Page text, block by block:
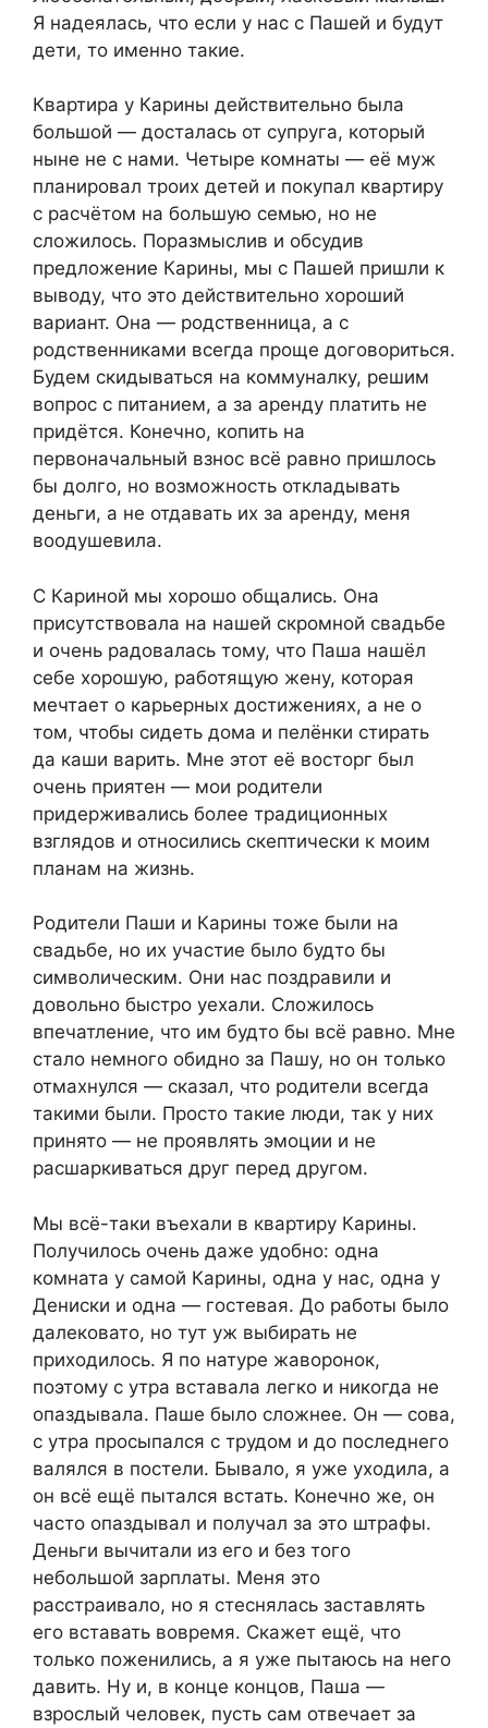
Я надеялась, что если у нас с Пашей и будут
дети, то именно такие.
Квартира у Карины действительно была
большой — досталась от супруга, который
ныне не с нами. Четыре комнаты — её муж
планировал троих детей и покупал квартиру
с расчётом на большую семью, но не
сложилось. Поразмыслив и обсудив
предложение Карины, мы с Пашей пришли к
выводу, что это действительно хороший
вариант. Она — родственница, а с
родственниками всегда проще договориться.
Будем скидываться на коммуналку, решим
вопрос с питанием, а за аренду платить не
придётся. Конечно, копить на
первоначальный взнос всё равно пришлось
бы долго, но возможность откладывать
деньги, а не отдавать их за аренду, меня
воодушевила.
С Кариной мы хорошо общались. Она
присутствовала на нашей скромной свадьбе
и очень радовалась тому, что Паша нашёл
себе хорошую, работящую жену, которая
мечтает о карьерных достижениях, а не о
том, чтобы сидеть дома и пелёнки стирать
да каши варить. Мне этот её восторг был
очень приятен — мои родители
придерживались более традиционных
взглядов и относились скептически к моим
планам на жизнь.
Родители Паши и Карины тоже были на
свадьбе, но их участие было будто бы
символическим. Они нас поздравили и
довольно быстро уехали. Сложилось
впечатление, что им будто бы всё равно. Мне
стало немного обидно за Пашу, но он только
отмахнулся — сказал, что родители всегда
такими были. Просто такие люди, так у них
принято — не проявлять эмоции и не
расшаркиваться друг перед другом.
Мы всё-таки въехали в квартиру Карины.
Получилось очень даже удобно: одна
комната у самой Карины, одна у нас, одна у
Дениски и одна — гостевая. До работы было
далековато, но тут уж выбирать не
приходилось. Я по натуре жаворонок,
поэтому с утра вставала легко и никогда не
опаздывала. Паше было сложнее. Он — сова,
с утра просыпался с трудом и до последнего
валялся в постели. Бывало, я уже уходила, а
он всё ещё пытался встать. Конечно же, он
часто опаздывал и получал за это штрафы.
Деньги вычитали из его и без того
небольшой зарплаты. Меня это
расстраивало, но я стеснялась заставлять
его вставать вовремя. Скажет ещё, что
только поженились, а я уже пытаюсь на него
давить. Ну и, в конце концов, Паша —
взрослый человек, пусть сам отвечает за